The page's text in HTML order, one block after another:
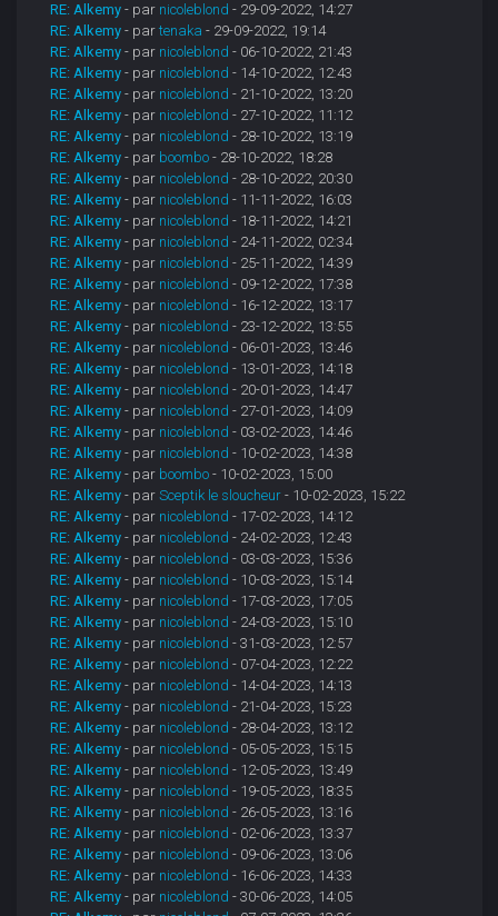
RE: Alkemy - par nicoleblond - 29-09-2022, 14:27
RE: Alkemy - partenaka - 29-09-2022, 19:14
RE: Alkemy - par nicoleblond - 06-10-2022, 21:43
RE: Alkemy - par nicoleblond - 14-10-2022, 12:43
RE: Alkemy - par nicoleblond - 21-10-2022, 13:20
RE: Alkemy - par nicoleblond - 27-10-2022, 11:12
RE: Alkemy - par nicoleblond - 28-10-2022, 13:19
RE: Alkemy - par boombo - 28-10-2022, 18:28
RE: Alkemy - par nicoleblond - 28-10-2022, 20:30
RE: Alkemy - par nicoleblond - 11-11-2022, 16:03
RE: Alkemy - par nicoleblond - 18-11-2022, 14:21
RE: Alkemy - par nicoleblond - 24-11-2022, 02:34
RE: Alkemy - par nicoleblond - 25-11-2022, 14:39
RE: Alkemy - par nicoleblond - 09-12-2022, 17:38
RE: Alkemy - par nicoleblond - 16-12-2022, 13:17
RE: Alkemy - par nicoleblond - 23-12-2022, 13:55
RE: Alkemy - par nicoleblond - 06-01-2023, 13:46
RE: Alkemy - par nicoleblond - 13-01-2023, 14:18
RE: Alkemy - par nicoleblond - 20-01-2023, 14:47
RE: Alkemy - par nicoleblond - 27-01-2023, 14:09
RE: Alkemy - par nicoleblond - 03-02-2023, 14:46
RE: Alkemy - par nicoleblond - 10-02-2023, 14:38
RE: Alkemy - par boombo - 10-02-2023, 15:00
RE: Alkemy - parSceptik le sloucheur - 10-02-2023, 15:22
RE: Alkemy - par nicoleblond - 17-02-2023, 14:12
RE: Alkemy - par nicoleblond - 24-02-2023, 12:43
RE: Alkemy - par nicoleblond - 03-03-2023, 15:36
RE: Alkemy - par nicoleblond - 10-03-2023, 15:14
RE: Alkemy - par nicoleblond - 17-03-2023, 17:05
RE: Alkemy - par nicoleblond - 24-03-2023, 15:10
RE: Alkemy - par nicoleblond - 31-03-2023, 12:57
RE: Alkemy - par nicoleblond - 07-04-2023, 12:22
RE: Alkemy - par nicoleblond - 14-04-2023, 14:13
RE: Alkemy - par nicoleblond - 21-04-2023, 15:23
RE: Alkemy - par nicoleblond - 28-04-2023, 13:12
RE: Alkemy - par nicoleblond - 05-05-2023, 15:15
RE: Alkemy - par nicoleblond - 12-05-2023, 13:49
RE: Alkemy - par nicoleblond - 19-05-2023, 18:35
RE: Alkemy - par nicoleblond - 26-05-2023, 13:16
RE: Alkemy - par nicoleblond - 02-06-2023, 13:37
RE: Alkemy - par nicoleblond - 09-06-2023, 13:06
RE: Alkemy - par nicoleblond - 16-06-2023, 14:33
RE: Alkemy - par nicoleblond - 30-06-2023, 14:05